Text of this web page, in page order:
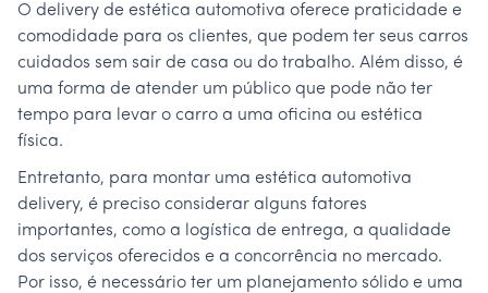
O delivery de estética automotiva oferece praticidade e
comodidade para os clientes, que podem ter seus carros
cuidados sem sair de casa ou do trabalho. Além disso, é
uma forma de atender um público que pode não ter
tempo para levar o carro a uma oficina ou estética
física.
Entretanto, para montar uma estética automotiva
delivery, é preciso considerar alguns fatores
importantes, como a logística de entrega, a qualidade
dos serviços oferecidos e a concorrência no mercado.
Por isso, é necessário ter um planejamento sólido e uma